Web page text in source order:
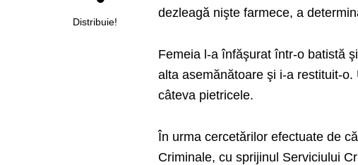
Distribuie!
dezleagă nişte farmece, a
Femeia l-a înfăşurat într-o batistă
alta asemănătoare şi i-a restituit-
câteva pietricele.
În urma cercetărilor efectuate de
Criminale, cu sprijinul Serviciului